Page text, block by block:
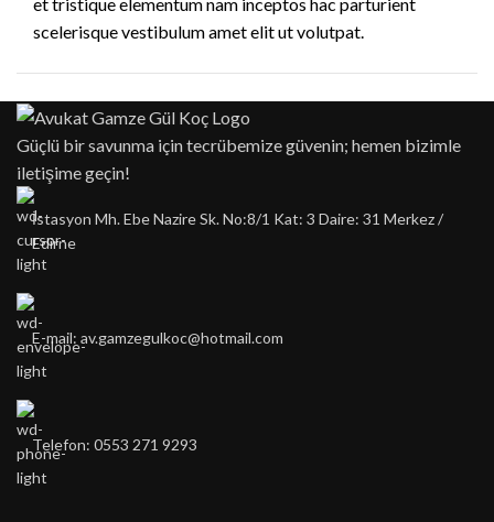
scelerisque vestibulum amet elit ut volutpat.
Güçlü bir savunma için tecrübemize güvenin; hemen bizimle
iletişime geçin!
İstasyon Mh. Ebe Nazire Sk. No:8/1 Kat: 3 Daire: 31 Merkez /
Edirne
E-mail: av.gamzegulkoc@hotmail.com
Telefon: 0553 271 9293